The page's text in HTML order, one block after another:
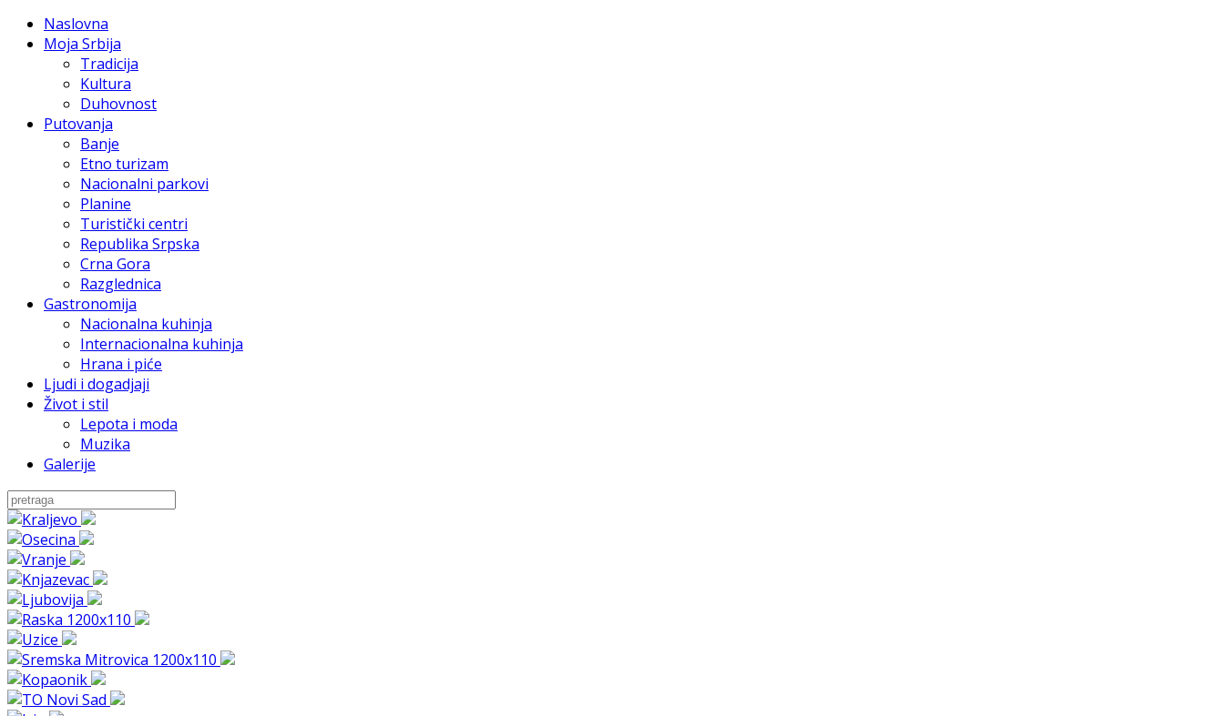
Naslovna
Moja Srbija
Tradicija
Kultura
Duhovnost
Putovanja
Banje
Etno turizam
Nacionalni parkovi
Planine
Turistički centri
Republika Srpska
Crna Gora
Razglednica
Gastronomija
Nacionalna kuhinja
Internacionalna kuhinja
Hrana i piće
Ljudi i dogadjaji
Život i stil
Lepota i moda
Muzika
Galerije